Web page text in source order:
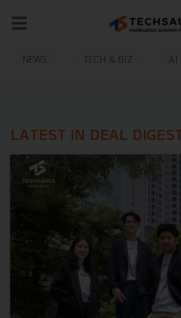
NEWS TECH & BIZ AI
LATEST IN DEAL